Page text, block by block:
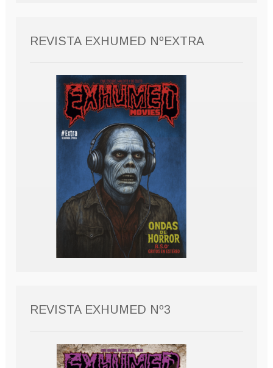
REVISTA EXHUMED NºEXTRA
REVISTA EXHUMED Nº3